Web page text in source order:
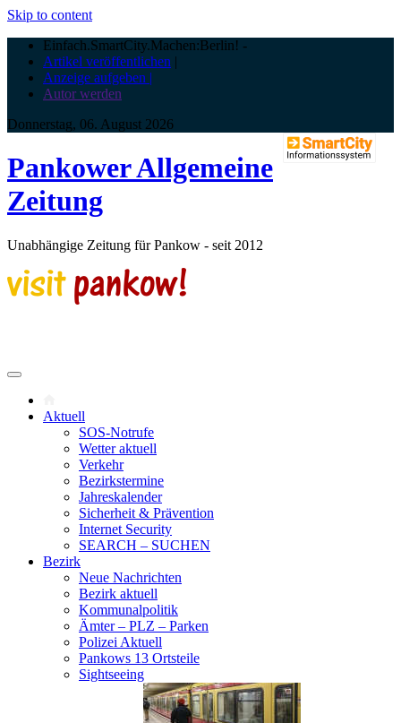
Skip to content
Einfach.SmartCity.Machen:Berlin! -
Artikel veröffentlichen |
Anzeige aufgeben |
Autor werden
Donnerstag, 06. August 2026
Pankower Allgemeine
Zeitung
Unabhängige Zeitung für Pankow - seit 2012
Aktuell
SOS-Notrufe
Wetter aktuell
Verkehr
Bezirkstermine
Jahreskalender
Sicherheit & Prävention
Internet Security
SEARCH – SUCHEN
Bezirk
Neue Nachrichten
Bezirk aktuell
Kommunalpolitik
Ämter – PLZ – Parken
Polizei Aktuell
Pankows 13 Ortsteile
Sightseeing